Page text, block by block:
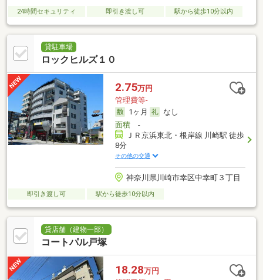
24時間セキュリティ 即引き渡し可 駅から徒歩10分以内
貸駐車場
ロックヒルズ１０
2.75万円
管理費等-
1ヶ月
なし
面積-
ＪＲ京浜東北・根岸線 川崎駅 徒歩
8分
その他の交通
神奈川県川崎市幸区中幸町３丁目
即引き渡し可 駅から徒歩10分以内
貸店舗（建物一部）
コートパル戸塚
18.28万円